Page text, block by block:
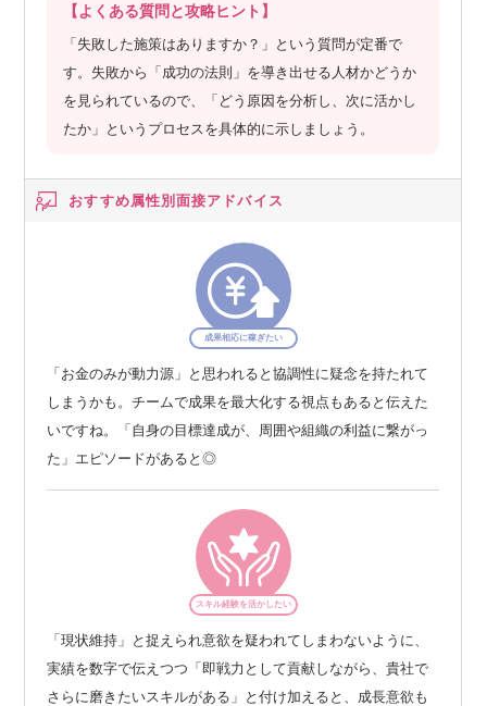
【よくある質問と攻略ヒント】
「失敗した施策はありますか？」という質問が定番で
す。失敗から「成功の法則」を導き出せる人材かどうか
を見られているので、「どう原因を分析し、次に活かし
たか」というプロセスを具体的に示しましょう。
おすすめ属性別面接アドバイス
成果相応に稼ぎたい
「お金のみが動力源」と思われると協調性に疑念を持たれて
しまうかも。チームで成果を最大化する視点もあると伝えた
いですね。「自身の目標達成が、周囲や組織の利益に繋がっ
た」エピソードがあると◎
スキル経験を活かしたい
「現状維持」と捉えられ意欲を疑われてしまわないように、
実績を数字で伝えつつ「即戦力として貢献しながら、貴社で
さらに磨きたいスキルがある」と付け加えると、成長意欲も